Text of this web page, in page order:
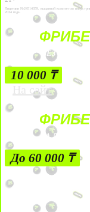
Лицензии №24514359, выданной комитетом
2034 года.
БЕЗ
10 000 ₸
На сайт
ЗА
До 60 000 ₸